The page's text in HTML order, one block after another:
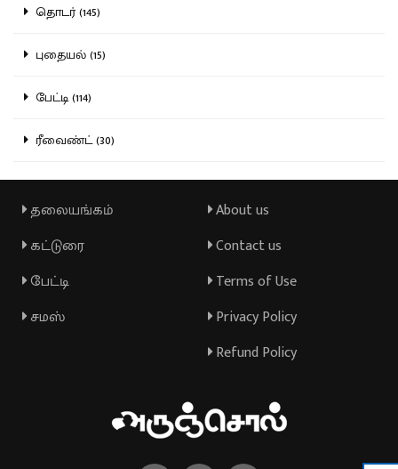
தொடர் (145)
புதையல் (15)
பேட்டி (114)
ரீவைண்ட் (30)
தலையங்கம்
கட்டுரை
பேட்டி
சமஸ்
About us
Contact us
Terms of Use
Privacy Policy
Refund Policy